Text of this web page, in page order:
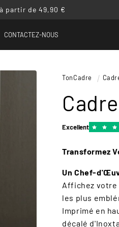
partir de 49,90 €
CONTACTEZ-NOUS
TonCadre
Excellent
Transformez
Un Chef-
Affichez
les plus
Imprimé en
décalé